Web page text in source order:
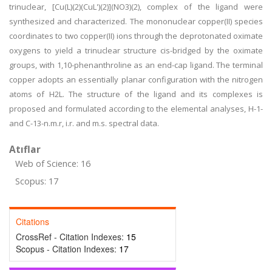
trinuclear, [Cu(L)(2)(CuL')(2)](NO3)(2), complex of the ligand were
synthesized and characterized. The mononuclear copper(II) species
coordinates to two copper(II) ions through the deprotonated oximate
oxygens to yield a trinuclear structure cis-bridged by the oximate
groups, with 1,10-phenanthroline as an end-cap ligand. The terminal
copper adopts an essentially planar configuration with the nitrogen
atoms of H2L. The structure of the ligand and its complexes is
proposed and formulated according to the elemental analyses, H-1-
and C-13-n.m.r, i.r. and m.s. spectral data.
Atıflar
Web of Science: 16
Scopus: 17
Citations
CrossRef - Citation Indexes: 15
Scopus - Citation Indexes: 17